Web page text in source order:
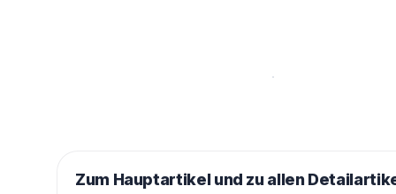
Zum Hauptartikel und zu allen